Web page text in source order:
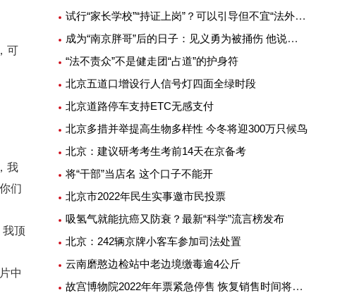
可
我
们
我顶
中
试行“家长学校”“持证上岗”？可以引导但不宜“法外加槛”
成为“南京胖哥”后的日子：见义勇为被捅伤 他说不后悔
“法不责众”不是健走团“占道”的护身符
北京五道口增设行人信号灯四面全绿时段
北京道路停车支持ETC无感支付
北京多措并举提高生物多样性 今冬将迎300万只候鸟
北京：建议研考考生考前14天在京备考
将“干部”当店名 这个口子不能开
北京市2022年民生实事邀市民投票
吸氢气就能抗癌又防衰？最新“科学”流言榜发布
北京：242辆京牌小客车参加司法处置
云南磨憨边检站中老边境缴毒逾4公斤
故宫博物院2022年年票紧急停售 恢复销售时间将另行公告